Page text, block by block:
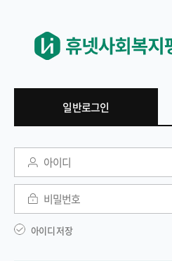
일반로그인
일반 로그인
아이디
비밀번호
아이디 저장